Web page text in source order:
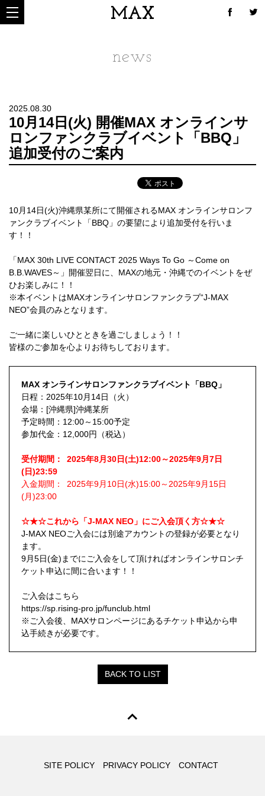
MAX
news
2025.08.30
10月14日(火) 開催MAX オンラインサ
ロンファンクラブイベント「BBQ」
追加受付のご案内
10月14日(火)沖縄県某所にて開催されるMAX オンラインサロンフ
ァンクラブイベント「BBQ」の要望により追加受付を行いま
す！！
「MAX 30th LIVE CONTACT 2025 Ways To Go ～Come on
B.B.WAVES～」開催翌日に、MAXの地元・沖縄でのイベントをぜ
ひお楽しみに！！
※本イベントはMAXオンラインサロンファンクラブ“J-MAX
NEO”会員のみとなります。
ご一緒に楽しいひとときを過ごしましょう！！
皆様のご参加を心よりお待ちしております。
MAX オンラインサロンファンクラブイベント「BBQ」
日程：2025年10月14日（火）
会場：[沖縄県]沖縄某所
予定時間：12:00～15:00予定
参加代金：12,000円（税込）
受付期間： 2025年8月30日(土)12:00～2025年9月7日
(日)23:59
入金期間： 2025年9月10日(水)15:00～2025年9月15日
(月)23:00
☆★☆これから「J-MAX NEO」にご入会頂く方☆★☆
J-MAX NEOご入会には別途アカウントの登録が必要となり
ます。
9月5日(金)までにご入会をして頂ければオンラインサロンチ
ケット申込に間に合います！！
ご入会はこちら
https://sp.rising-pro.jp/funclub.html
※ご入会後、MAXサロンページにあるチケット申込から申
込手続きが必要です。
BACK TO LIST
SITE POLICY PRIVACY POLICY CONTACT